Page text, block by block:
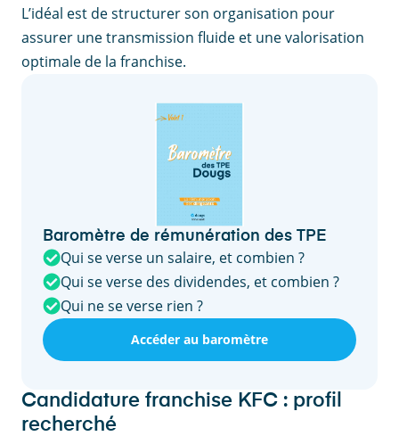
L’idéal est de structurer son organisation pour
assurer une transmission fluide et une valorisation
optimale de la franchise.
Baromètre de rémunération des TPE
Qui se verse un salaire, et combien ?
Qui se verse des dividendes, et combien ?
Qui ne se verse rien ?
Accéder au baromètre
Candidature franchise KFC : profil
recherché